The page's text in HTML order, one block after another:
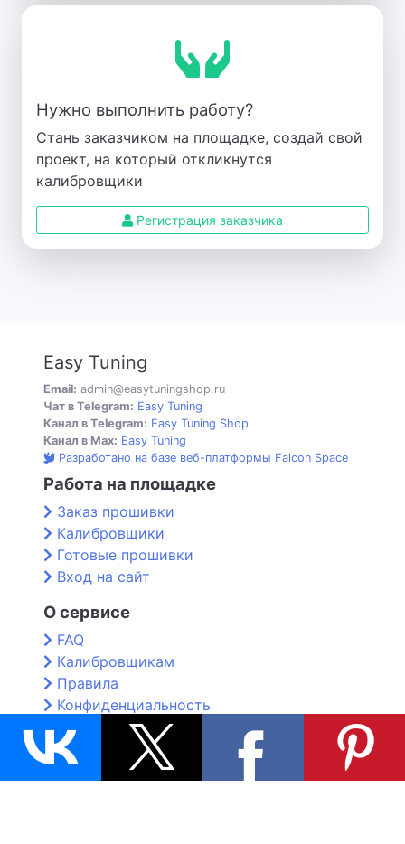
Нужно выполнить работу?
Стань заказчиком на площадке, создай свой
проект, на который откликнутся
калибровщики
Регистрация заказчика
Easy Tuning
Email: admin@easytuningshop.ru
Чат в Telegram: Easy Tuning
Канал в Telegram: Easy Tuning Shop
Канал в Max: Easy Tuning
Разработано на базе веб-платформы Falcon Space
Работа на площадке
Заказ прошивки
Калибровщики
Готовые прошивки
Вход на сайт
О сервисе
FAQ
Калибровщикам
Правила
Конфиденциальность
Контакты